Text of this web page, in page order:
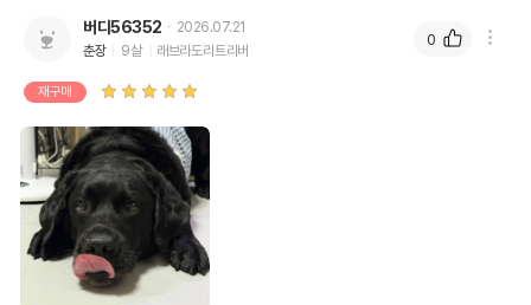
버디56352
2026.07.21
춘장
9살 래브라도리트리버
재구매
0